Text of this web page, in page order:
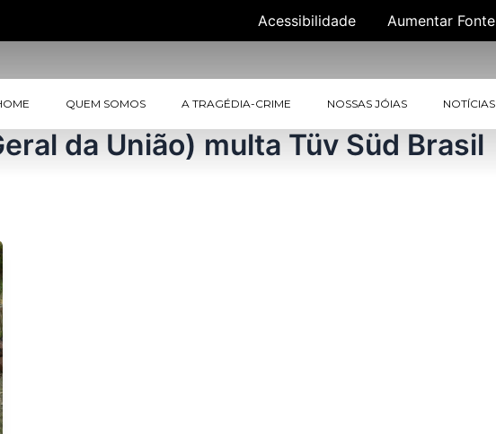
Acessibilidade Aumentar Fonte
QUEM SOMOS A TRAGÉDIA-CRIME NOSSAS JÓIAS NOTÍCIAS
da União) multa Tüv Süd Brasil